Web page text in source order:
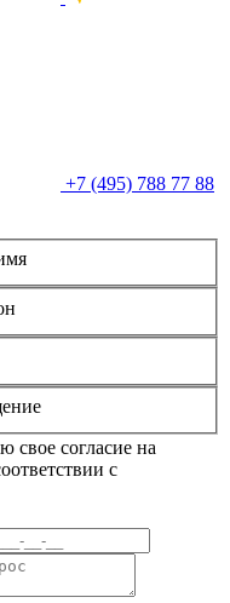
+7 (495) 788 77 88
свое согласие на
с